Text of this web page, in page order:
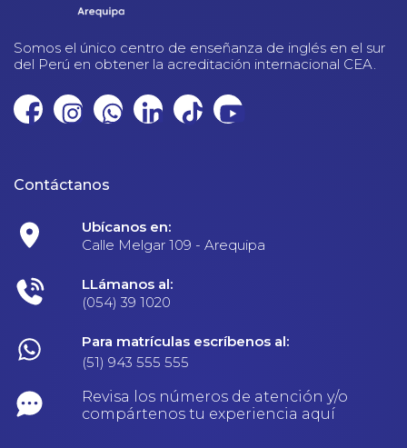
Somos el único centro de enseñanza de inglés en el sur
del Perú en obtener la acreditación internacional CEA.
Contáctanos
Ubícanos en:
Calle Melgar 109 - Arequipa
LLámanos al:
(054) 39 1020
Para matrículas escríbenos al:
(51) 943 555 555
Revisa los números de atención y/o
compártenos tu experiencia aquí